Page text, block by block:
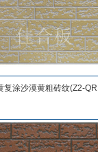
复涂沙漠黄粗砖纹(Z2-